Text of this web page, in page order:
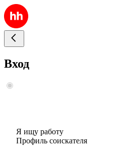
Вход
Я ищу работу
Профиль соискателя